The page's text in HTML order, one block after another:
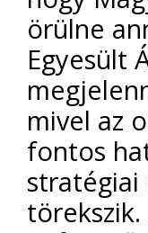
örülne
Egyesült
mivel az
fontos
törekszik.